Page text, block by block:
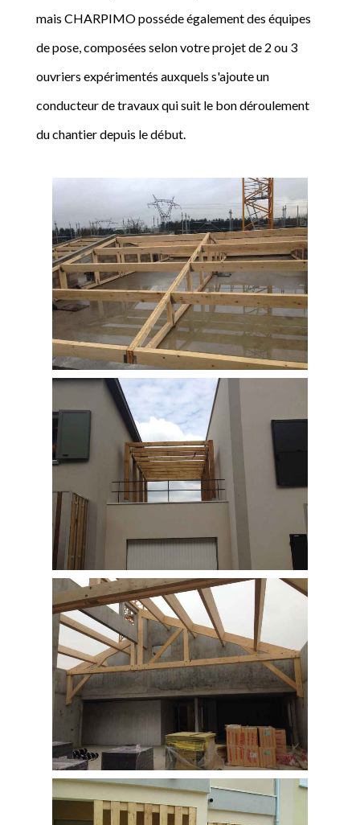
mais CHARPIMO posséde également des équipes
de pose, composées selon votre projet de 2 ou 3
ouvriers expérimentés auxquels s'ajoute un
conducteur de travaux qui suit le bon déroulement
du chantier depuis le début.